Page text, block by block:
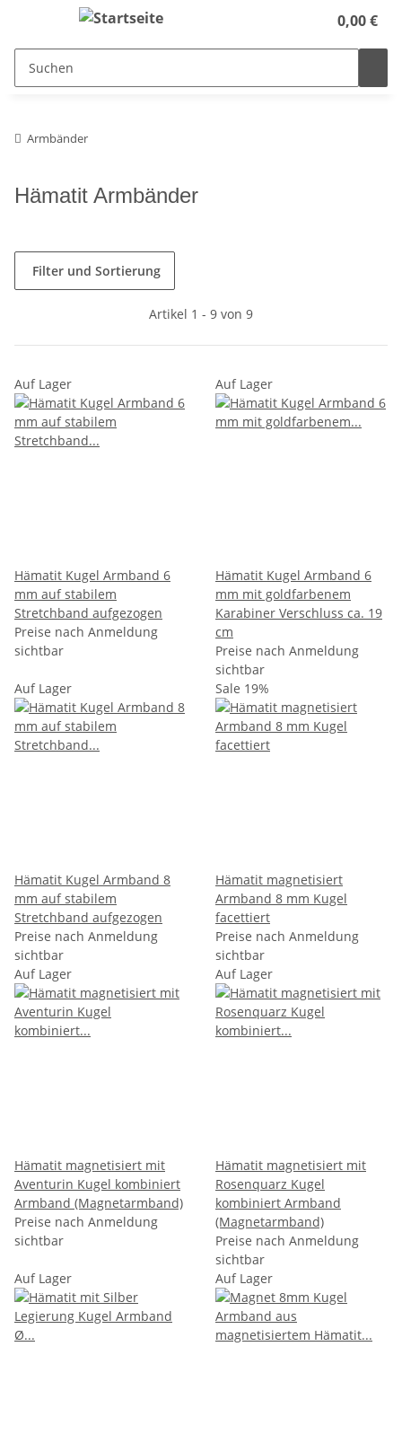
0,00 €
Armbänder
Hämatit Armbänder
Filter und Sortierung
Artikel 1 - 9 von 9
Auf Lager
Hämatit Kugel Armband 6
mm auf stabilem
Stretchband aufgezogen
Preise nach Anmeldung
sichtbar
Auf Lager
Hämatit Kugel Armband 6
mm mit goldfarbenem
Karabiner Verschluss ca. 19
cm
Preise nach Anmeldung
sichtbar
Auf Lager
Hämatit Kugel Armband 8
mm auf stabilem
Stretchband aufgezogen
Preise nach Anmeldung
sichtbar
Sale 19%
Hämatit magnetisiert
Armband 8 mm Kugel
facettiert
Preise nach Anmeldung
sichtbar
Auf Lager
Hämatit magnetisiert mit
Aventurin Kugel kombiniert
Armband (Magnetarmband)
Preise nach Anmeldung
sichtbar
Auf Lager
Hämatit magnetisiert mit
Rosenquarz Kugel
kombiniert Armband
(Magnetarmband)
Preise nach Anmeldung
sichtbar
Auf Lager
Auf Lager